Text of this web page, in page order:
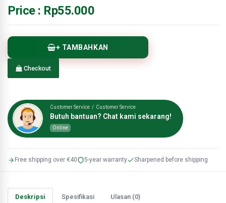
Price : Rp55.000
+ TAMBAHKAN
Checkout
Customer Service / Customer Service
Butuh bantuan? Chat kami sekarang!
Online
Free shipping over €40 5-year warranty Sharpened before shipping
Deskripsi Spesifikasi Ulasan (0)